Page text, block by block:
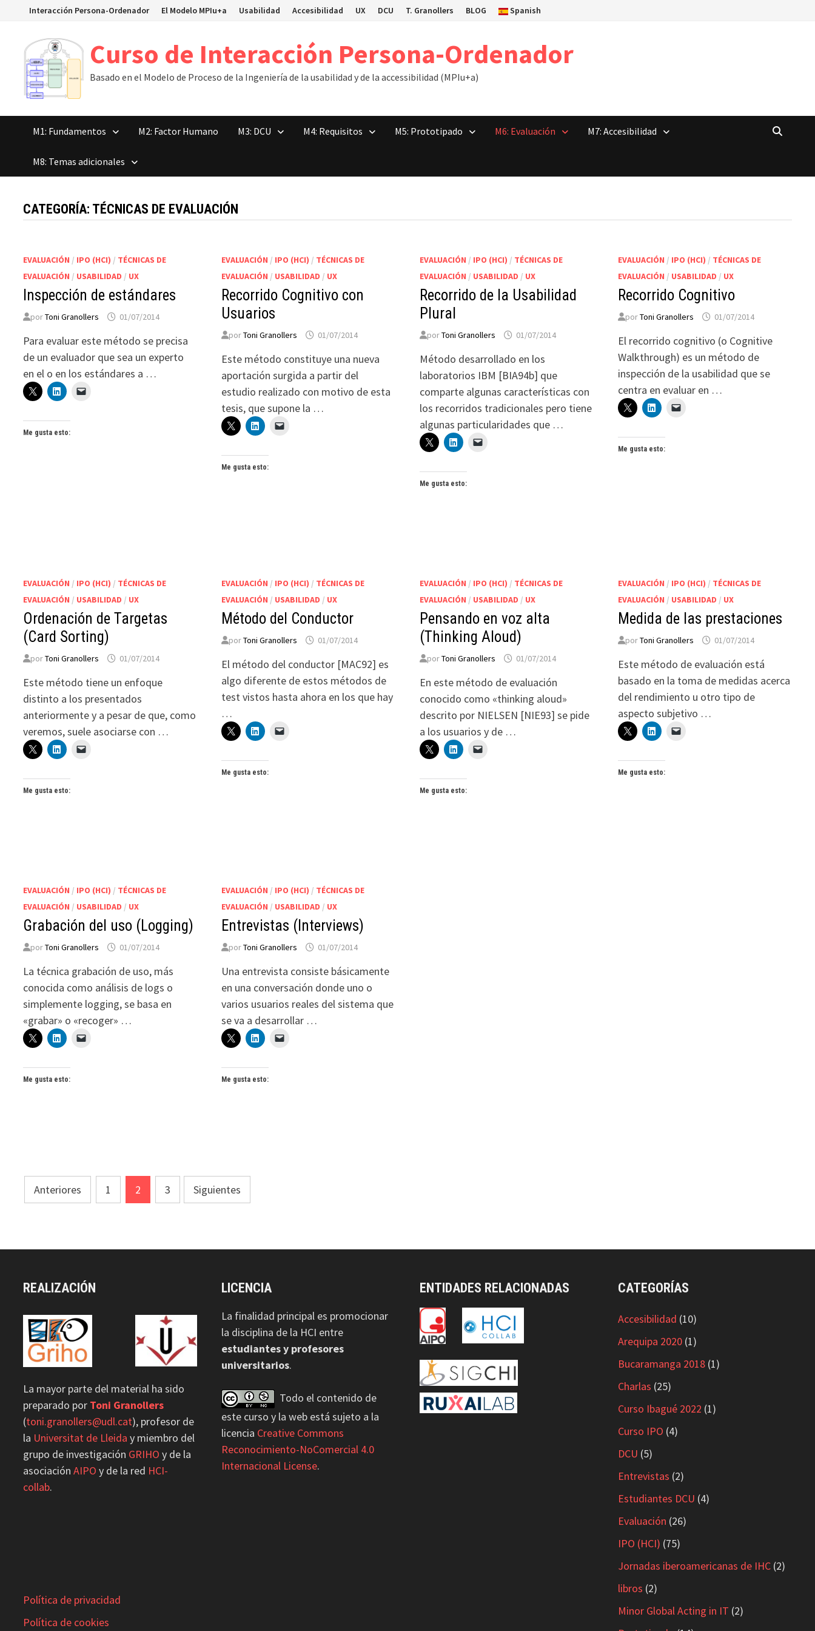
contenido
Interacción Persona-Ordenador El Modelo MPIu+a Usabilidad Accesibilidad UX DCU T. Granollers BLOG Spanish
Curso de Interacción Persona-Ordenador
Basado en el Modelo de Proceso de la Ingeniería de la usabilidad y de la accessibilidad (MPIu+a)
M1: Fundamentos M2: Factor Humano M3: DCU M4: Requisitos M5: Prototipado M6: Evaluación M7: Accesibilidad
M8: Temas adicionales
CATEGORÍA: TÉCNICAS DE EVALUACIÓN
EVALUACIÓN / IPO (HCI) / TÉCNICAS DE
EVALUACIÓN / USABILIDAD / UX
Inspección de estándares
porToni Granollers 01/07/2014
Para evaluar este método se precisa
de un evaluador que sea un experto
en el o en los estándares a …
Me gusta esto:
EVALUACIÓN / IPO (HCI) / TÉCNICAS DE
EVALUACIÓN / USABILIDAD / UX
Recorrido Cognitivo con
Usuarios
porToni Granollers 01/07/2014
Este método constituye una nueva
aportación surgida a partir del
estudio realizado con motivo de esta
tesis, que supone la …
Me gusta esto:
EVALUACIÓN / IPO (HCI) / TÉCNICAS DE
EVALUACIÓN / USABILIDAD / UX
Recorrido de la Usabilidad
Plural
porToni Granollers 01/07/2014
Método desarrollado en los
laboratorios IBM [BIA94b] que
comparte algunas características con
los recorridos tradicionales pero tiene
algunas particularidades que …
Me gusta esto:
EVALUACIÓN / IPO (HCI) / TÉCNICAS DE
EVALUACIÓN / USABILIDAD / UX
Recorrido Cognitivo
porToni Granollers 01/07/2014
El recorrido cognitivo (o Cognitive
Walkthrough) es un método de
inspección de la usabilidad que se
centra en evaluar en …
Me gusta esto:
EVALUACIÓN / IPO (HCI) / TÉCNICAS DE
EVALUACIÓN / USABILIDAD / UX
Ordenación de Targetas
(Card Sorting)
porToni Granollers 01/07/2014
Este método tiene un enfoque
distinto a los presentados
anteriormente y a pesar de que, como
veremos, suele asociarse con …
Me gusta esto:
EVALUACIÓN / IPO (HCI) / TÉCNICAS DE
EVALUACIÓN / USABILIDAD / UX
Método del Conductor
porToni Granollers 01/07/2014
El método del conductor [MAC92] es
algo diferente de estos métodos de
test vistos hasta ahora en los que hay
…
Me gusta esto:
EVALUACIÓN / IPO (HCI) / TÉCNICAS DE
EVALUACIÓN / USABILIDAD / UX
Pensando en voz alta
(Thinking Aloud)
porToni Granollers 01/07/2014
En este método de evaluación
conocido como «thinking aloud»
descrito por NIELSEN [NIE93] se pide
a los usuarios y de …
Me gusta esto:
EVALUACIÓN / IPO (HCI) / TÉCNICAS DE
EVALUACIÓN / USABILIDAD / UX
Medida de las prestaciones
porToni Granollers 01/07/2014
Este método de evaluación está
basado en la toma de medidas acerca
del rendimiento u otro tipo de
aspecto subjetivo …
Me gusta esto:
EVALUACIÓN / IPO (HCI) / TÉCNICAS DE
EVALUACIÓN / USABILIDAD / UX
Grabación del uso (Logging)
porToni Granollers 01/07/2014
La técnica grabación de uso, más
conocida como análisis de logs o
simplemente logging, se basa en
«grabar» o «recoger» …
Me gusta esto:
EVALUACIÓN / IPO (HCI) / TÉCNICAS DE
EVALUACIÓN / USABILIDAD / UX
Entrevistas (Interviews)
porToni Granollers 01/07/2014
Una entrevista consiste básicamente
en una conversación donde uno o
varios usuarios reales del sistema que
se va a desarrollar …
Me gusta esto:
Paginación
de
Anteriores 1 2 3 Siguientes
REALIZACIÓN
La mayor parte del material ha sido
preparado por Toni Granollers
(toni.granollers@udl.cat), profesor de
la Universitat de Lleida y miembro del
grupo de investigación GRIHO y de la
asociaciónAIPO y de la red HCI-
collab.
Política de privacidad
Política de cookies
LICENCIA
La finalidad principal es promocionar
la disciplina de la HCI entre
estudiantes y profesores
universitarios.
Todo el contenido de
este curso y la web está sujeto a la
licencia Creative Commons
Reconocimiento-NoComercial 4.0
Internacional License.
ENTIDADES RELACIONADAS CATEGORÍAS
Accesibilidad (10)
Arequipa 2020(1)
Bucaramanga 2018(1)
Charlas (25)
Curso Ibagué 2022 (1)
Curso IPO (4)
DCU (5)
Entrevistas (2)
Estudiantes DCU (4)
Evaluación (26)
IPO (HCI) (75)
Jornadas iberoamericanas de IHC(2)
libros (2)
Minor Global Acting in IT (2)